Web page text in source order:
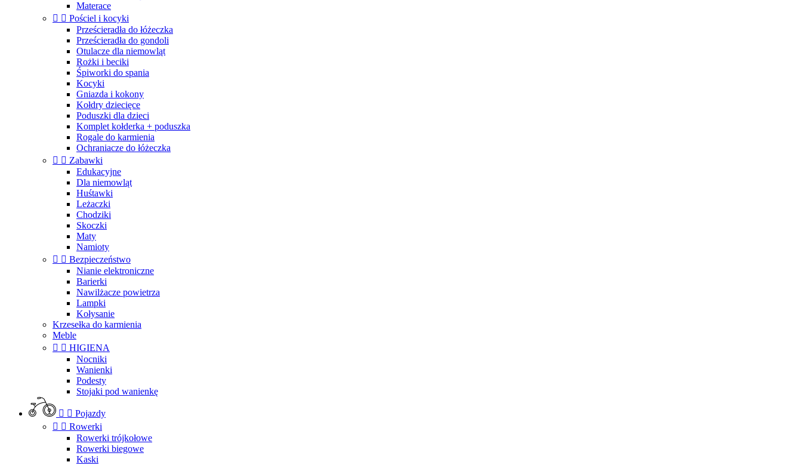
Materace
  Pościel i kocyki
Prześcieradła do łóżeczka
Prześcieradła do gondoli
Otulacze dla niemowląt
Rożki i beciki
Śpiworki do spania
Kocyki
Gniazda i kokony
Kołdry dziecięce
Poduszki dla dzieci
Komplet kołderka + poduszka
Rogale do karmienia
Ochraniacze do łóżeczka
  Zabawki
Edukacyjne
Dla niemowląt
Huśtawki
Leżaczki
Chodziki
Skoczki
Maty
Namioty
  Bezpieczeństwo
Nianie elektroniczne
Barierki
Nawilżacze powietrza
Lampki
Kołysanie
Krzesełka do karmienia
Meble
  HIGIENA
Nocniki
Wanienki
Podesty
Stojaki pod wanienkę
  Pojazdy
  Rowerki
Rowerki trójkołowe
Rowerki biegowe
Kaski